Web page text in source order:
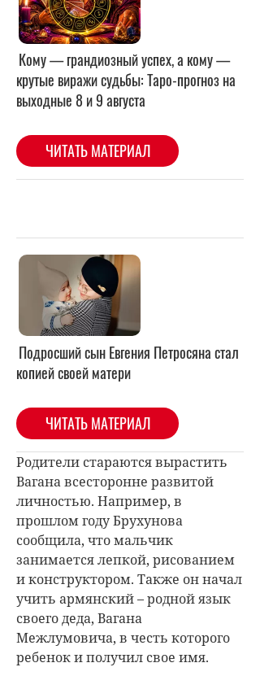
Подросший сын Евгения Петросяна стал
копией своей матери
ЧИТАТЬ МАТЕРИАЛ
Родители стараются вырастить
Вагана всесторонне развитой
личностью. Например, в
прошлом году Брухунова
сообщила, что мальчик
занимается лепкой, рисованием
и конструктором. Также он начал
учить армянский – родной язык
своего деда, Вагана
Межлумовича, в честь которого
ребенок и получил свое имя.